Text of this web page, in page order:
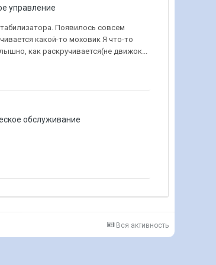
управление
Появилось совсем
какой-то моховик Я что-то
как раскручивается(не движок...
обслуживание
Вся активность